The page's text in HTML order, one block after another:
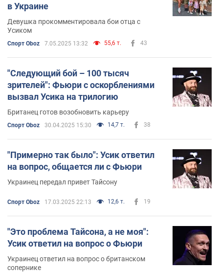
в Украине
Девушка прокомментировала бои отца с
Усиком
Спорт Oboz 7.05.2025 13:32 55,6 т. 43
"Следующий бой – 100 тысяч
зрителей": Фьюри с оскорблениями
вызвал Усика на трилогию
Британец готов возобновить карьеру
Спорт Oboz 30.04.2025 15:30 14,7 т. 38
"Примерно так было": Усик ответил
на вопрос, общается ли с Фьюри
Украинец передал привет Тайсону
Спорт Oboz 17.03.2025 22:13 12,6 т. 19
"Это проблема Тайсона, а не моя":
Усик ответил на вопрос о Фьюри
Украинец ответил на вопрос о британском
сопернике